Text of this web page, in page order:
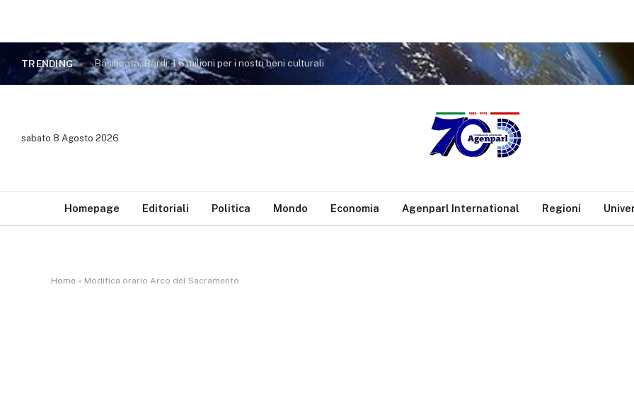
TRENDING Basilicata, Bardi: 1,6 milioni per i nostri beni culturali
sabato 8 Agosto 2026
Homepage Editoriali Politica Mondo Economia Agenparl International Regioni
Home » Modifica orario Arco del Sacramento